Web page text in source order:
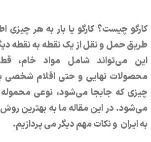
کارگو چیست؟ کارگو یا بار به هر چیزی
طریق حمل و نقل از یک نقطه به نقطه
این می‌تواند شامل مواد خام،
محصولات نهایی و حتی اقلام شخصی
چیزی که جابجا می‌شود، نوعی
می‌شود. در این مقاله ما به بهترین
به ایران و نکات مهم دیگر می پردازیم.